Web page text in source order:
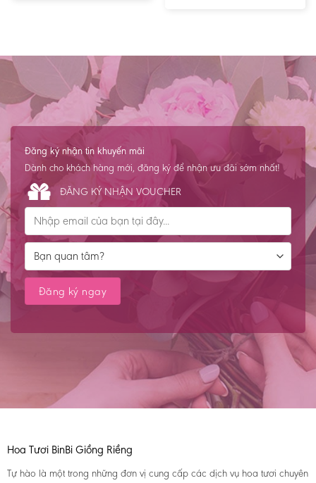
Đăng ký nhận tin khuyến mãi
Dành cho khách hàng mới, đăng ký để nhận ưu đãi sớm nhất!
ĐĂNG KÝ NHẬN VOUCHER
Hoa Tươi BinBi Giồng Riềng
Tự hào là một trong những đơn vị cung cấp các dịch vụ hoa tươi chuyên